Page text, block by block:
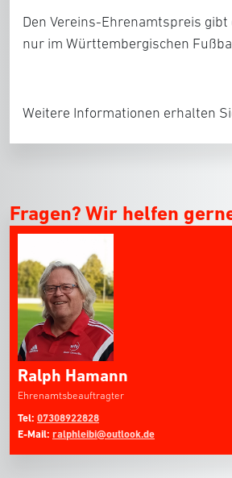
Den Vereins-Ehrenamtspreis gibt
nur im Württembergischen
Weitere Informationen erhalten
Fragen? Wir helfen
Ralph Hamann
Ehrenamtsbeauftragter
Tel: 07308922828
E-Mail: ralphleibi@outlook.de